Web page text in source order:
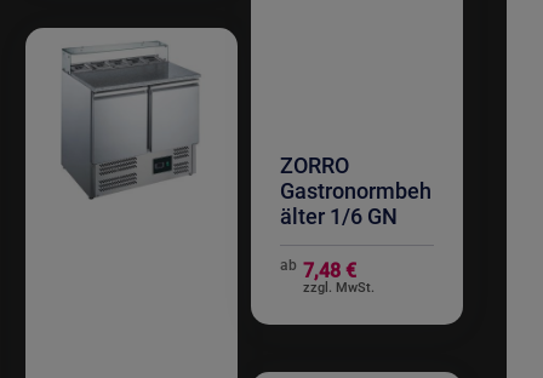
ZORRO
Gastronormbeh
älter 1/6 GN
ab 7,48 €